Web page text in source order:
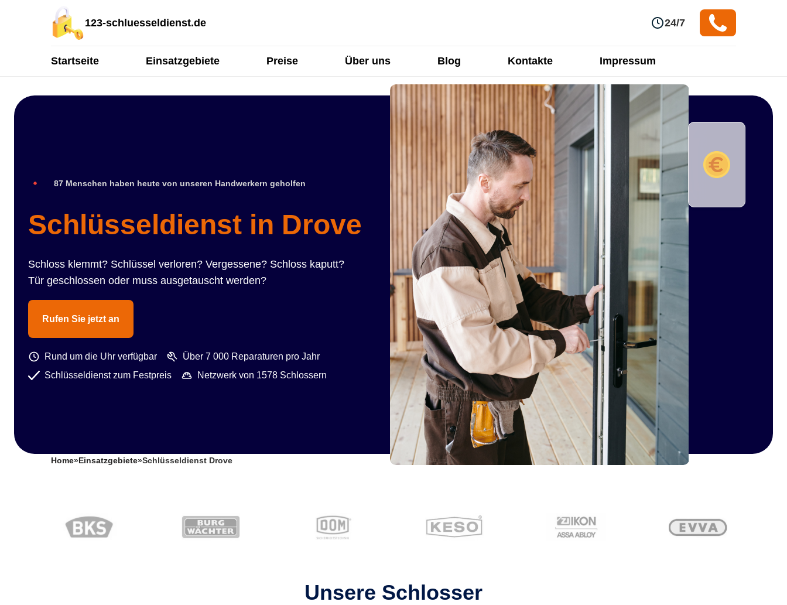
123-schluesseldienst.de 24/7
Startseite Einsatzgebiete Preise Über uns Blog Kontakte Impressum
87 Menschen haben heute von unseren Handwerkern geholfen
Schlüsseldienst in Drove
Schloss klemmt? Schlüssel verloren? Vergessene? Schloss kaputt?
Tür geschlossen oder muss ausgetauscht werden?
Rufen Sie jetzt an
Rund um die Uhr verfügbar
Über 7 000 Reparaturen pro Jahr
Schlüsseldienst zum Festpreis
Netzwerk von 1578 Schlossern
Home» Einsatzgebiete»Schlüsseldienst Drove
Unsere Schlosser